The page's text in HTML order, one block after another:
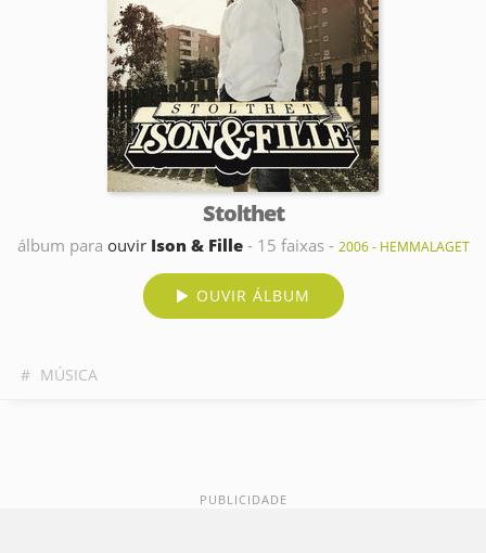
Stolthet
álbum para ouvir Ison & Fille- 15 faixas - 2006 - HEMMALAGET
OUVIR ÁLBUM
# MÚSICA